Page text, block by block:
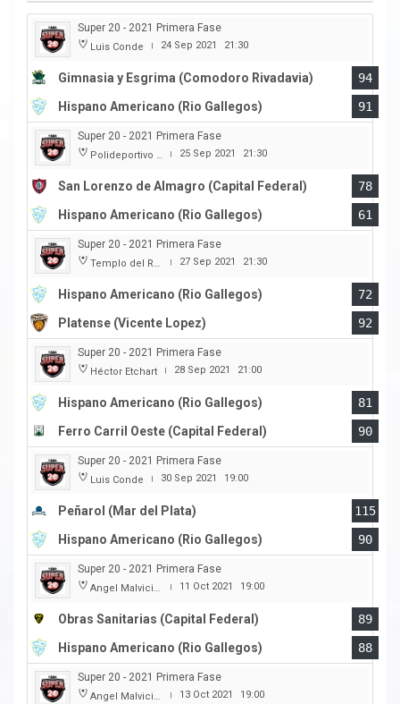
Super 20 - 2021 Primera Fase
Luis Conde | 24 Sep 2021 21:30
Gimnasia y Esgrima (Comodoro Rivadavia)
94
Hispano Americano (Rio Gallegos)
91
Super 20 - 2021 Primera Fase
Polideportivo Roberto Pando | 25 Sep 2021 21:30
San Lorenzo de Almagro (Capital Federal)
78
Hispano Americano (Rio Gallegos)
61
Super 20 - 2021 Primera Fase
Templo del Rock | 27 Sep 2021 21:30
Hispano Americano (Rio Gallegos)
72
Platense (Vicente Lopez)
92
Super 20 - 2021 Primera Fase
Héctor Etchart | 28 Sep 2021 21:00
Hispano Americano (Rio Gallegos)
81
Ferro Carril Oeste (Capital Federal)
90
Super 20 - 2021 Primera Fase
Luis Conde | 30 Sep 2021 19:00
Peñarol (Mar del Plata)
115
Hispano Americano (Rio Gallegos)
90
Super 20 - 2021 Primera Fase
Angel Malvicino | 11 Oct 2021 19:00
Obras Sanitarias (Capital Federal)
89
Hispano Americano (Rio Gallegos)
88
Super 20 - 2021 Primera Fase
Angel Malvicino | 13 Oct 2021 19:00